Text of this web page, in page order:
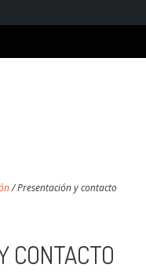
/Presentación y contacto
CONTACTO